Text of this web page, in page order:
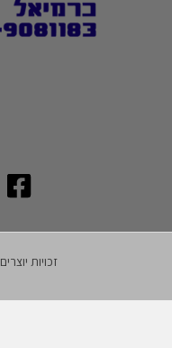
זכויות יוצרים © 2026 יעד לב